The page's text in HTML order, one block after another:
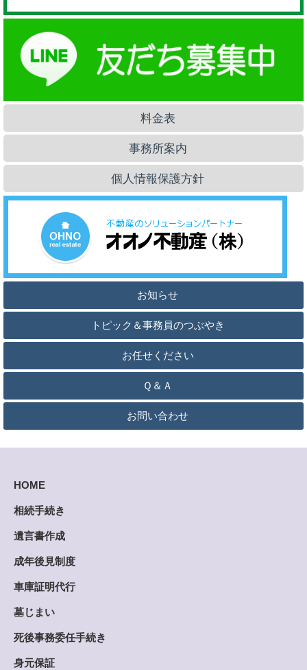
料金表
事務所案内
個人情報保護方針
お知らせ
トピック＆事務員のつぶやき
お任せください
Ｑ＆Ａ
お問い合わせ
HOME
相続手続き
遺言書作成
成年後見制度
車庫証明代行
墓じまい
死後事務委任手続き
身元保証